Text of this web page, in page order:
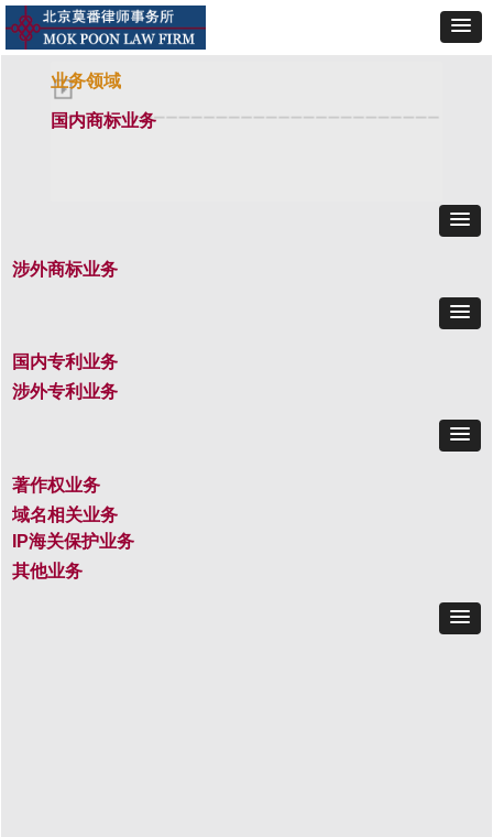
业务领域
国内商标业务
涉外商标业务
国内专利业务
涉外专利业务
著作权业务
域名相关业务
IP海关保护业务
其他业务